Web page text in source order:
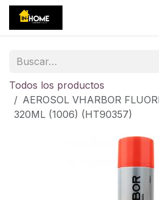
Ir al contenido
Todos los productos
AEROSOL VHARBOR
320ML (1006) (HT90357)